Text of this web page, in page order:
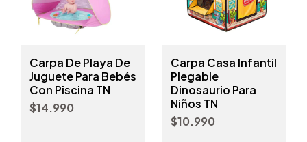
Carpa De Playa De
Juguete Para Bebés
Con Piscina TN
$14.990
Carpa Casa Infantil
Plegable
Dinosaurio Para
Niños TN
$10.990